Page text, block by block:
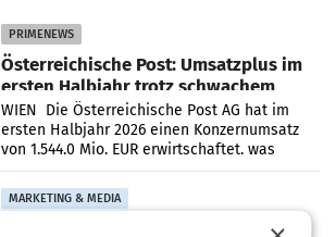
PRIMENEWS
Österreichische Post: Umsatzplus im
ersten Halbjahr trotz schwachem
Briefgeschäft
WIEN Die Österreichische Post AG hat im
ersten Halbjahr 2026 einen Konzernumsatz
von 1.544,0 Mio. EUR erwirtschaftet, was
einem Plus von 3,8 Prozent gegenüber dem
Vergleichszeitraum
MARKETING & MEDIA